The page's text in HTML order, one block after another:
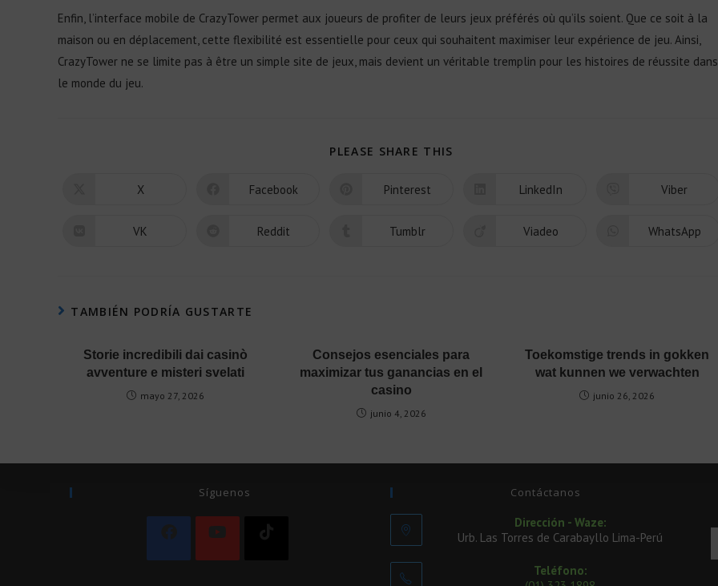
Enfin, l’interface mobile de CrazyTower permet aux joueurs de profiter de leurs jeux préférés où qu’ils soient. Que ce soit à la
maison ou en déplacement, cette flexibilité est essentielle pour ceux qui souhaitent maximiser leur expérience de jeu. Ainsi,
CrazyTower ne se limite pas à être un simple site de jeux, mais devient un véritable tremplin pour les histoires de réussite dans
le monde du jeu.
PLEASE SHARE THIS
X Facebook Pinterest LinkedIn Viber
VK Reddit Tumblr Viadeo WhatsApp
TAMBIÉN PODRÍA GUSTARTE
Storie incredibili dai casinò
avventure e misteri svelati
mayo 27, 2026
Consejos esenciales para
maximizar tus ganancias en el
casino
junio 4, 2026
Toekomstige trends in gokken
wat kunnen we verwachten
junio 26, 2026
Síguenos Contáctanos
Dirección - Waze:
Urb. Las Torres de Carabayllo Lima-Perú
Teléfono: